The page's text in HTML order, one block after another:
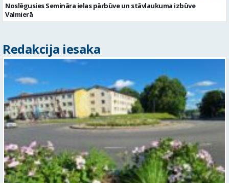
Noslēgusies Semināra ielas pārbūve un stāvlaukuma izbūve
Valmierā
Redakcija iesaka